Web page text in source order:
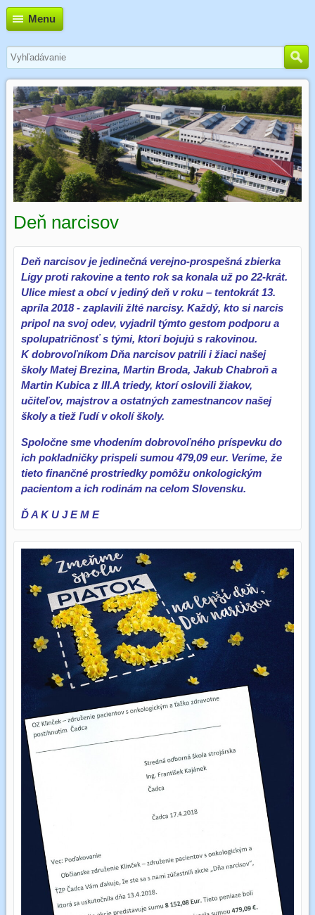
Menu
Deň narcisov
Deň narcisov je jedinečná verejno-prospešná zbierka
Ligy proti rakovine a tento rok sa konala už po 22-krát.
Ulice miest a obcí v jediný deň v roku – tentokrát 13.
apríla 2018 - zaplavili žlté narcisy. Každý, kto si narcis
pripol na svoj odev, vyjadril týmto gestom podporu a
spolupatričnosť s tými, ktorí bojujú s rakovinou.
K dobrovoľníkom Dňa narcisov patrili i žiaci našej
školy Matej Brezina, Martin Broda, Jakub Chabroň a
Martin Kubica z III.A triedy, ktorí oslovili žiakov,
učiteľov, majstrov a ostatných zamestnancov našej
školy a tiež ľudí v okolí školy.
Spoločne sme vhodením dobrovoľného príspevku do
ich pokladničky prispeli sumou 479,09 eur. Veríme, že
tieto finančné prostriedky pomôžu onkologickým
pacientom a ich rodinám na celom Slovensku.
Ď A K U J E M E